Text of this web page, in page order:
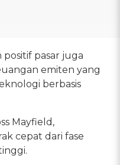
pasar juga
emiten yang
berbasis
Mayfield,
cepat dari fase